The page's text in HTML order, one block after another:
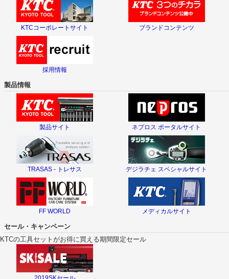
KTCコーポレートサイト ブランドコンテンツ
採用情報
製品情報
製品サイト ネプロス ポータルサイト
TRASAS - トレサス デジラチェ スペシャルサイト
FF WORLD メディカルサイト
セール・キャンペーン
KTCの工具セットがお得に買える期間限定セール